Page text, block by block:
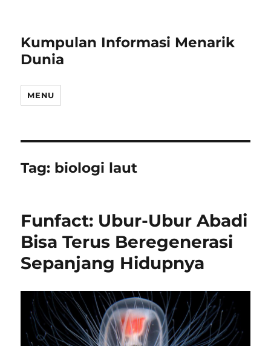
Kumpulan Informasi Menarik
Dunia
MENU
Tag: biologi laut
Funfact: Ubur-Ubur Abadi
Bisa Terus Beregenerasi
Sepanjang Hidupnya